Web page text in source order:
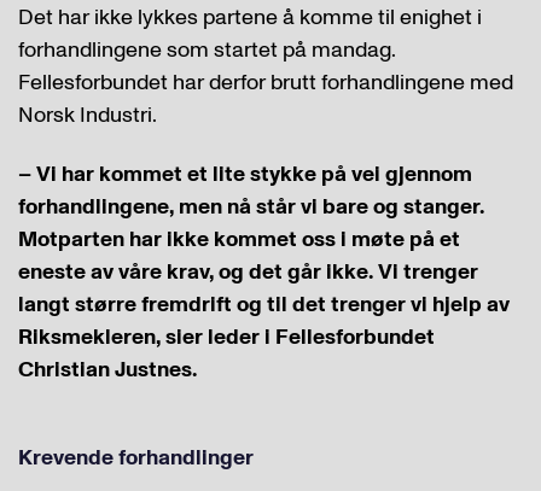
Det har ikke lykkes partene å komme til enighet i
forhandlingene som startet på mandag.
Fellesforbundet har derfor brutt forhandlingene med
Norsk Industri.
– Vi har kommet et lite stykke på vei gjennom
forhandlingene, men nå står vi bare og stanger.
Motparten har ikke kommet oss i møte på et
eneste av våre krav, og det går ikke. Vi trenger
langt større fremdrift og til det trenger vi hjelp av
Riksmekleren, sier leder i Fellesforbundet
Christian Justnes.
Krevende forhandlinger